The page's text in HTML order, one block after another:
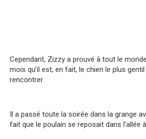
Cependant, Zizzy a prouvé à tout le
mois qu’il est, en fait, le chien le plus
rencontrer.
Il a passé toute la soirée dans la grange
fait que le poulain se reposait dans l’allée